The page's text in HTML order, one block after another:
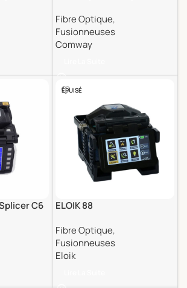
Fibre Optique,
Fusionneuses
Comway
C6
ÉPUISÉ
ELOIK 88
Fibre Optique,
Fusionneuses
Eloik